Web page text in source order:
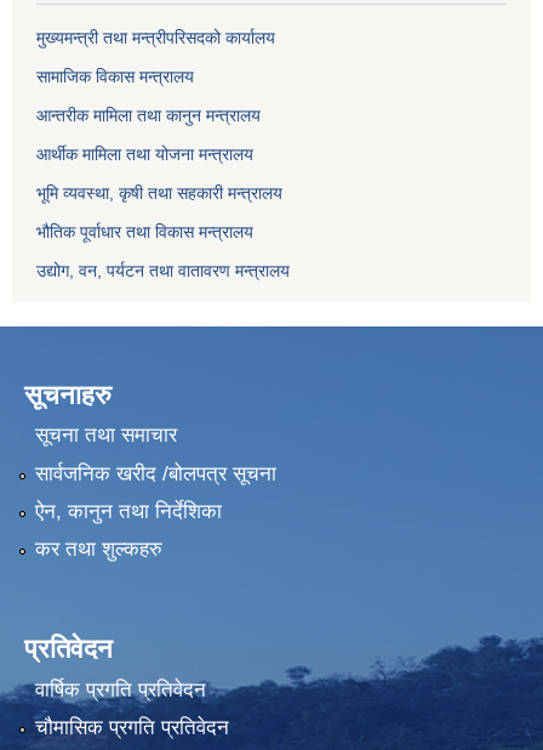
मुख्यमन्त्री तथा मन्त्रीपरिसदको कार्यालय
सामाजिक विकास मन्त्रालय
आन्तरीक मामिला तथा कानुन मन्त्रालय
आर्थीक मामिला तथा योजना मन्त्रालय
भूमि व्यवस्था, कृषी तथा सहकारी मन्त्रालय
भौतिक पूर्वाधार तथा विकास मन्त्रालय
उद्योग, वन, पर्यटन तथा वातावरण मन्त्रालय
सूचनाहरु
सूचना तथा समाचार
सार्वजनिक खरीद /बोलपत्र सूचना
ऐन, कानुन तथा निर्देशिका
कर तथा शुल्कहरु
प्रतिवेदन
वार्षिक प्रगति प्रतिवेदन
चौमासिक प्रगति प्रतिवेदन